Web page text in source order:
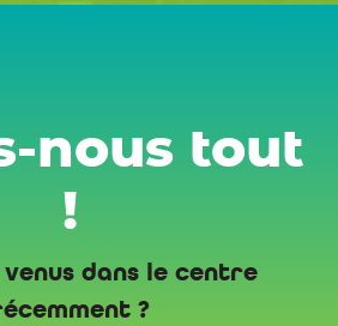
nous tout
!
venus dans le centre
?